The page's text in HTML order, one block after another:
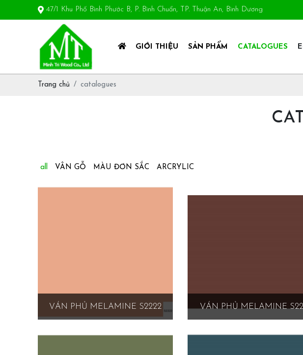
47/1 Khu Phố Bình Phước B, P. Bình Chuẩn, TP. Thuận An, Bình Dương
GIỚI THIỆU SẢN PHẨM CATALOGUES
Trang chủ catalogues
all VÂN GỖ MÀU ĐƠN SẮC ARCRYLIC
VÁN PHỦ MELAMINE S2222 VÁN PHỦ MELAMINE